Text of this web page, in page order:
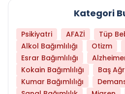
Kategori
Psikiyatri AFAZİ
Tüp
Alkol Bağımlılığı
Otizm
Esrar Bağımlılığı
Kokain Bağımlılığı
Baş
Kumar Bağımlılığı